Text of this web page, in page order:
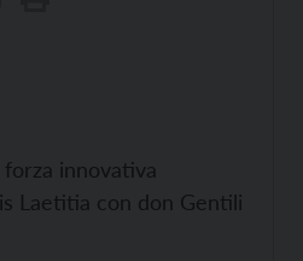
innovativa
Laetitia con don Gentili